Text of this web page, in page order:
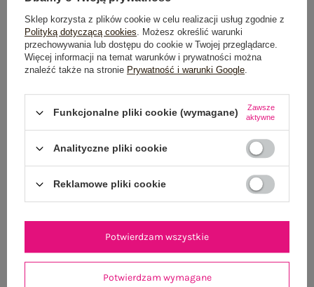
Możesz kupić także poprzez:
Do darmowej dostawy brakuje 200,00 zł
Wysyłkajutro
100 dni na zwrot
Sklep korzysta z plików cookie w celu realizacji usług zgodnie z
Polityką dotyczącą cookies. Możesz określić warunki
przechowywania lub dostępu do cookie w Twojej przeglądarce.
Więcej informacji na temat warunków i prywatności można
znaleźć także na stronie Prywatność i warunki Google.
Funkcjonalne pliki cookie (wymagane)
Zawsze
aktywne
Analityczne pliki cookie
Reklamowe pliki cookie
Potwierdzam wymagane
Potwierdzam wszystkie